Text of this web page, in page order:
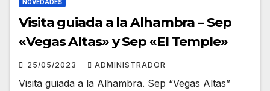
NOVEDADES
Visita guiada a la Alhambra – Sep
«Vegas Altas» y Sep «El Temple»
25/05/2023 ADMINISTRADOR
Visita guiada a la Alhambra. Sep “Vegas Altas”